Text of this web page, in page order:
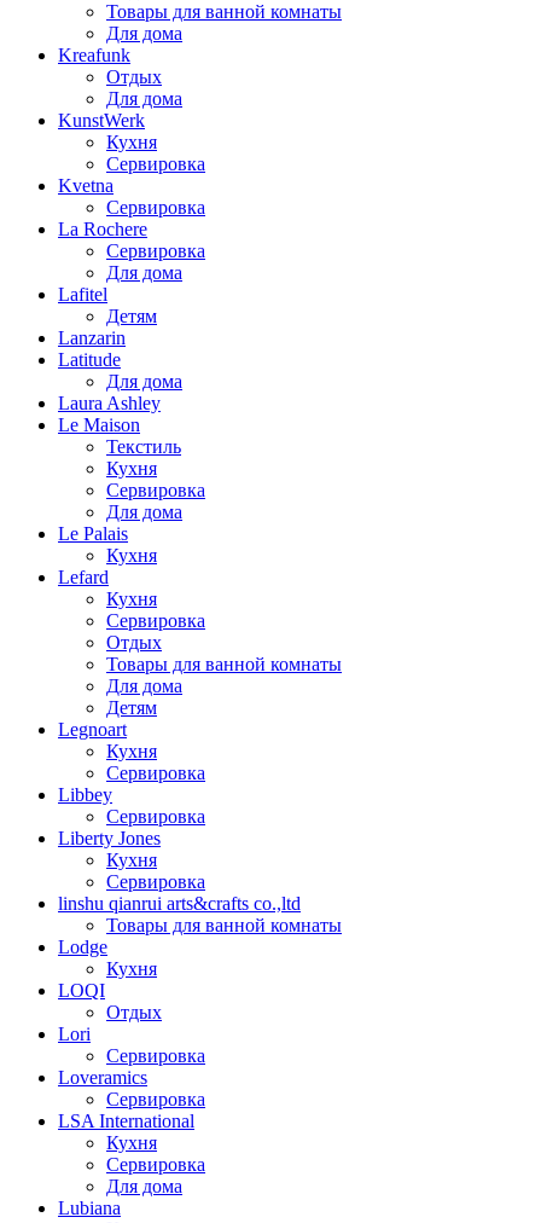
Товары для ванной комнаты
Для дома
Kreafunk
Отдых
Для дома
KunstWerk
Кухня
Сервировка
Kvetna
Сервировка
La Rochere
Сервировка
Для дома
Lafitel
Детям
Lanzarin
Latitude
Для дома
Laura Ashley
Le Maison
Текстиль
Кухня
Сервировка
Для дома
Le Palais
Кухня
Lefard
Кухня
Сервировка
Отдых
Товары для ванной комнаты
Для дома
Детям
Legnoart
Кухня
Сервировка
Libbey
Сервировка
Liberty Jones
Кухня
Сервировка
linshu qianrui arts&crafts co.,ltd
Товары для ванной комнаты
Lodge
Кухня
LOQI
Отдых
Lori
Сервировка
Loveramics
Сервировка
LSA International
Кухня
Сервировка
Для дома
Lubiana